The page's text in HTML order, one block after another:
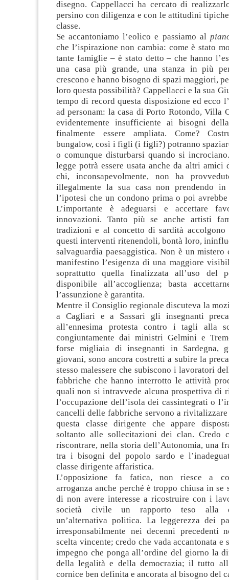
disegno. Cappellacci ha cercato di
persino con diligenza e con le attitudini
classe.
Se accantoniamo l’eolico e passiamo al
che l’ispirazione non cambia: come è stato
tante famiglie – è stato detto – che hanno
una casa più grande, una stanza in più
crescono e hanno bisogno di spazi maggiori,
loro questa possibilità? Cappellacci e la sua
tempo di record questa disposizione ed ecco
ad personam: la casa di Porto Rotondo, Villa
evidentemente insufficiente ai bisogni
finalmente essere ampliata. Come?
bungalow, così i figli (i figli?) potranno
o comunque disturbarsi quando si
legge potrà essere usata anche da altri
chi, inconsapevolmente, non ha
illegalmente la sua casa non prendendo in
l’ipotesi che un condono prima o poi avrebbe
L’importante è adeguarsi e accettare
innovazioni. Tanto più se anche artisti
tradizioni e al concetto di sardità accolgono
questi interventi ritenendoli, bontà loro,
salvaguardia paesaggistica. Non è un
manifestino l’esigenza di una maggiore
soprattutto quella finalizzata all’uso del
disponibile all’accoglienza; basta
l’assunzione è garantita.
Mentre il Consiglio regionale discuteva la
a Cagliari e a Sassari gli insegnanti
all’ennesima protesta contro i tagli alla
congiuntamente dai ministri Gelmini e
forse migliaia di insegnanti in Sardegna,
giovani, sono ancora costretti a subire la
stesso malessere che subiscono i lavoratori
fabbriche che hanno interrotto le attività
quali non si intravvede alcuna prospettiva di
l’occupazione dell’isola dei cassintegrati o
cancelli delle fabbriche servono a
questa classe dirigente che appare
soltanto alle sollecitazioni dei clan. Credo
riscontrare, nella storia dell’Autonomia, una
tra i bisogni del popolo sardo e
classe dirigente affaristica.
L’opposizione fa fatica, non riesce a
arroganza anche perché è troppo chiusa in se
di non avere interesse a ricostruire con i
società civile un rapporto teso alla
un’alternativa politica. La leggerezza dei
irresponsabilmente nei decenni precedenti
scelta vincente; credo che vada accantonata e
impegno che ponga all’ordine del giorno la
della legalità e della democrazia; il tutto
cornice ben definita e ancorata al bisogno del